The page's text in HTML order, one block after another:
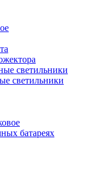
светильники
светильники
батареях